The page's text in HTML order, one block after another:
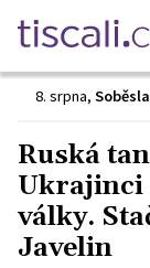
8. srpna,
Ruská
Ukrajinci
války.
Javelin